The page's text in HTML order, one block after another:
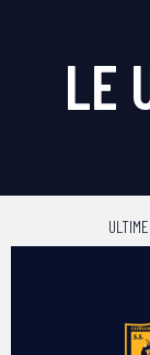
LE
ULTIME